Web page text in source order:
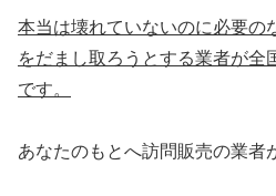
本当は壊れていないのに必要の
をだまし取ろうとする業者が全
です。
あなたのもとへ訪問販売の業者